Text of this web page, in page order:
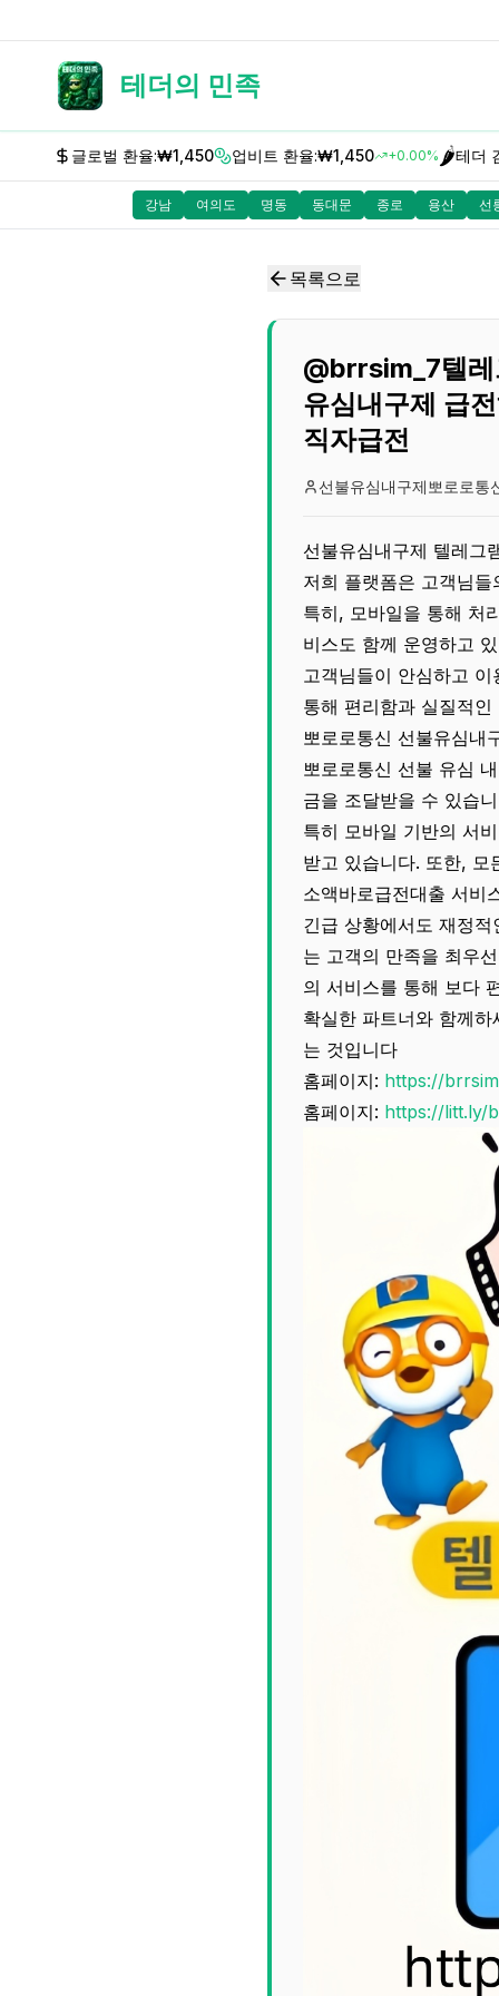
테더의 민족
글로벌 환율:₩1,450 업비트 환율:₩1,450 +0.00% 🌶️테더
강남 여의도 명동 동대문 종로 용산 선
목록으로
@brrsim_7텔
유심내구제 급
직자급전
선불유심내구제뽀로로통
선불유심내구제 텔레그
저희 플랫폼은 고객님
특히, 모바일을 통해 처
비스도 함께 운영하고
고객님들이 안심하고
통해 편리함과 실질적
뽀로로통신 선불유심내
뽀로로통신 선불 유심
금을 조달받을 수 있습
특히 모바일 기반의 서
받고 있습니다. 또한, 모
소액바로급전대출 서비
긴급 상황에서도 재정
는 고객의 만족을 최우
의 서비스를 통해 보다
확실한 파트너와 함께
는 것입니다
홈페이지: https://
홈페이지: https://litt.ly/